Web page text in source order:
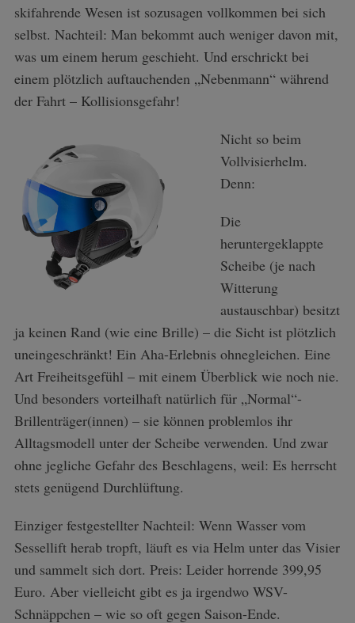
skifahrende Wesen ist sozusagen vollkommen bei sich
selbst. Nachteil: Man bekommt auch weniger davon mit,
was um einem herum geschieht. Und erschrickt bei
einem plötzlich auftauchenden „Nebenmann“ während
der Fahrt – Kollisionsgefahr!
Nicht so beim
Vollvisierhelm.
Denn:
Die
heruntergeklappte
Scheibe (je nach
Witterung
austauschbar) besitzt
ja keinen Rand (wie eine Brille) – die Sicht ist plötzlich
uneingeschränkt! Ein Aha-Erlebnis ohnegleichen. Eine
Art Freiheitsgefühl – mit einem Überblick wie noch nie.
Und besonders vorteilhaft natürlich für „Normal“-
Brillenträger(innen) – sie können problemlos ihr
Alltagsmodell unter der Scheibe verwenden. Und zwar
ohne jegliche Gefahr des Beschlagens, weil: Es herrscht
stets genügend Durchlüftung.
Einziger festgestellter Nachteil: Wenn Wasser vom
Sessellift herab tropft, läuft es via Helm unter das Visier
und sammelt sich dort. Preis: Leider horrende 399,95
Euro. Aber vielleicht gibt es ja irgendwo WSV-
Schnäppchen – wie so oft gegen Saison-Ende.